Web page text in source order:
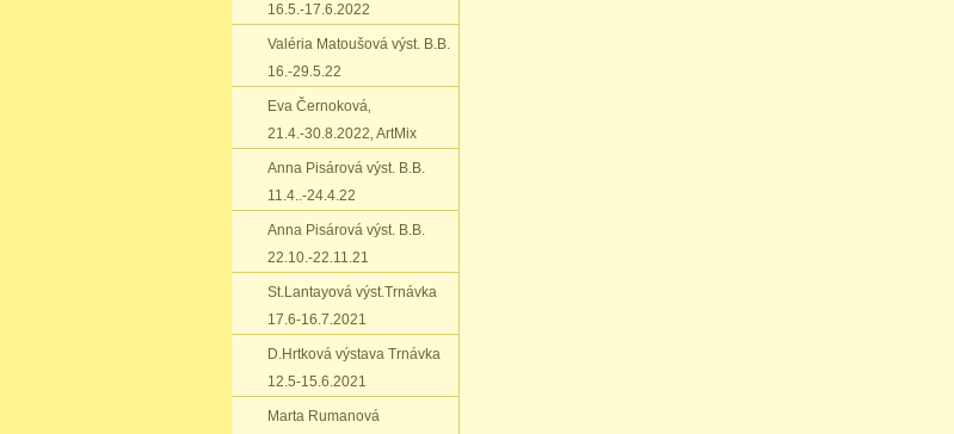
16.5.-17.6.2022
Valéria Matoušová výst. B.B.
16.-29.5.22
Eva Černoková‚
21.4.-30.8.2022‚ ArtMix
Anna Pisárová výst. B.B.
11.4..-24.4.22
Anna Pisárová výst. B.B.
22.10.-22.11.21
St.Lantayová výst.Trnávka
17.6-16.7.2021
D.Hrtková výstava Trnávka
12.5-15.6.2021
Marta Rumanová